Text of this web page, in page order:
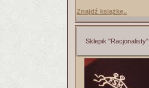
Znajdź książkę..
Sklepik "Racjonalisty"